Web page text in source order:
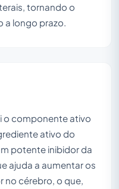
tornando o
a longo prazo.
o componente ativo
ativo do
potente inibidor da
ajuda a aumentar os
no cérebro, o que,